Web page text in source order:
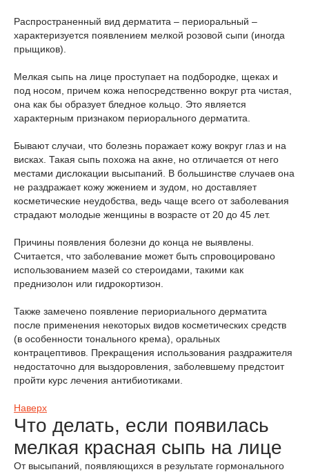
Распространенный вид дерматита – периоральный –
характеризуется появлением мелкой розовой сыпи (иногда
прыщиков).
Мелкая сыпь на лице проступает на подбородке, щеках и
под носом, причем кожа непосредственно вокруг рта чистая,
она как бы образует бледное кольцо. Это является
характерным признаком периорального дерматита.
Бывают случаи, что болезнь поражает кожу вокруг глаз и на
висках. Такая сыпь похожа на акне, но отличается от него
местами дислокации высыпаний. В большинстве случаев она
не раздражает кожу жжением и зудом, но доставляет
косметические неудобства, ведь чаще всего от заболевания
страдают молодые женщины в возрасте от 20 до 45 лет.
Причины появления болезни до конца не выявлены.
Считается, что заболевание может быть спровоцировано
использованием мазей со стероидами, такими как
преднизолон или гидрокортизон.
Также замечено появление периориального дерматита
после применения некоторых видов косметических средств
(в особенности тонального крема), оральных
контрацептивов. Прекращения использования раздражителя
недостаточно для выздоровления, заболевшему предстоит
пройти курс лечения антибиотиками.
Наверх
Что делать, если появилась
мелкая красная сыпь на лице
От высыпаний, появляющихся в результате гормонального